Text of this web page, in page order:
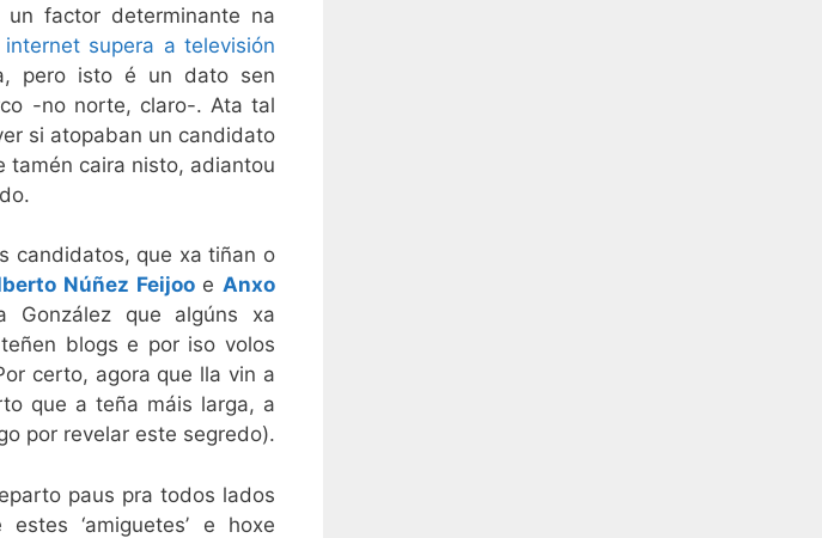
factor determinante na
internet supera a televisión
pero isto é un dato sen
-no norte, claro-. Ata tal
si atopaban un candidato
tamén caira nisto, adiantou
candidatos, que xa tiñan o
Núñez FeijooeAnxo
González que algúns xa
blogs e por iso volos
certo, agora que lla vin a
que a teña máis larga, a
por revelar este segredo).
paus pra todos lados
‘amiguetes’ e hoxe